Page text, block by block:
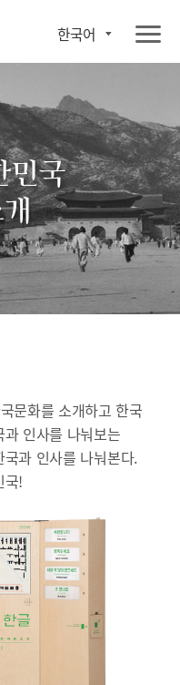
한국어
민국
문화를 소개하고 한국
인사를 나눠보는
과 인사를 나눠본다.
국!